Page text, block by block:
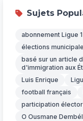
Sujets
abonnement Ligue 1
élections
basé sur un article
d'immigration aux
Luis Enrique
football français
participation
O Ousmane